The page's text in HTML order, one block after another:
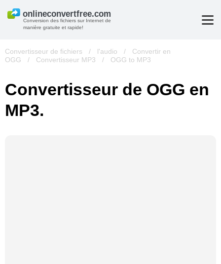
Conversion des fichiers sur Internet de
manière gratuite et rapide!
Convertisseur de fichiers / l'audio /
Convertir en
OGG
/ Convertisseur MP3 / OGG to MP3
Convertisseur de OGG en
MP3.